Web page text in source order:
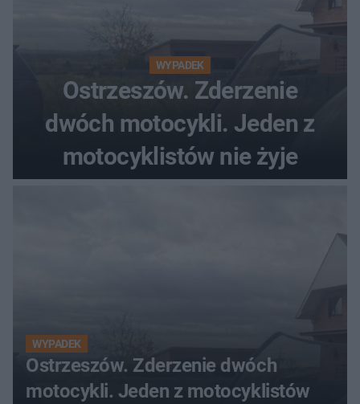
WYPADEK
Ostrzeszów. Zderzenie
dwóch motocykli. Jeden z
motocyklistów nie żyje
WYPADEK
Ostrzeszów. Zderzenie dwóch
motocykli. Jeden z motocyklistów